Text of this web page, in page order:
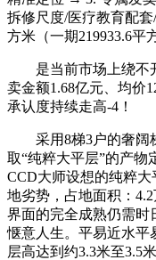
拆修尺度/医疗教育配
方米（一期219933.6平
是当前市场上绕不开
卖金额1.68亿元、均价
承认度持续走高-4！
采用8梯3户的奢阔梯
取“纯粹大平层”的产物
CCD大师设想的纯粹大
地劣势，占地面积：
界面的完全成熟仍需时
惬意人生。平易近水平
层高达到约3.3米至3.5